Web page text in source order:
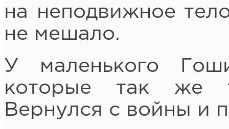
на неподвижное
не мешало.
У маленького
которые так же
Вернулся с войны и